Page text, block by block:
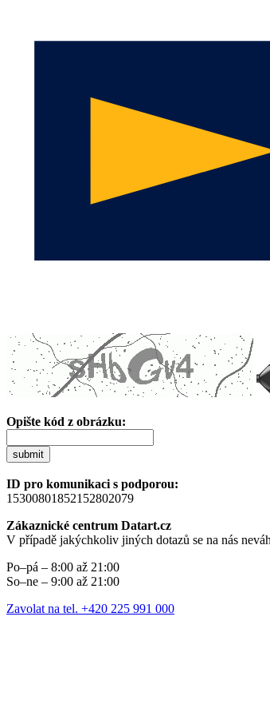
Opište kód z obrázku:
submit
ID pro komunikaci s podporou:
15300801852152802079
Zákaznické centrum Datart.cz
V případě jakýchkoliv jiných dotazů se na nás
Po–pá – 8:00 až 21:00
So–ne – 9:00 až 21:00
Zavolat na tel. +420 225 991 000